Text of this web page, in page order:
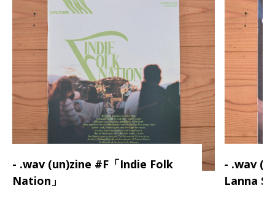
- .wav (un)zine #F「Indie Folk
Nation」
- .wav
Lanna